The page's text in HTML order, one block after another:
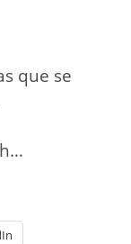
que se